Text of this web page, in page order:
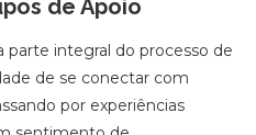
de Apoio
parte integral do processo de
de se conectar com
por experiências